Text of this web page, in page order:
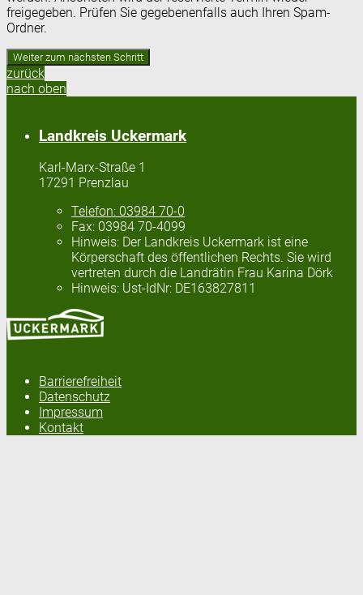
freigegeben. Prüfen Sie gegebenenfalls auch Ihren Spam-
Ordner.
zurück
nach oben
Landkreis Uckermark
Karl-Marx-Straße 1
17291 Prenzlau
Telefon: 03984 70-0
Fax: 03984 70-4099
Hinweis: Der Landkreis Uckermark ist eine
Körperschaft des öffentlichen Rechts. Sie wird
vertreten durch die Landrätin Frau Karina Dörk
Hinweis: Ust-IdNr: DE163827811
Barrierefreiheit
Datenschutz
Impressum
Kontakt